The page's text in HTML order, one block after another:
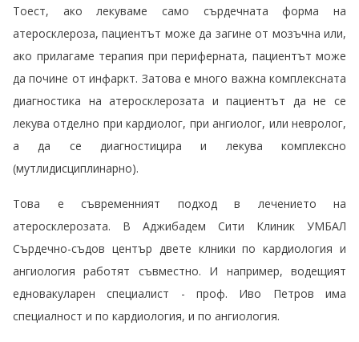
Тоест, ако лекуваме само сърдечната форма на
атеросклероза, пациентът може да загине от мозъчна или,
ако прилагаме терапия при периферната, пациентът може
да почине от инфаркт. Затова е много важна комплексната
диагностика на атеросклерозата и пациентът да не се
лекува отделно при кардиолог, при ангиолог, или невролог,
а да се диагностицира и лекува комплексно
(мутлидисциплинарно).
Това е съвременният подход в лечението на
атеросклерозата. В Аджибадем Сити Клиник УМБАЛ
Сърдечно-съдов център двете клники по кардиология и
ангиология работят съвместно. И например, водещият
едновакуларен специалист - проф. Иво Петров има
специалност и по кардиология, и по ангиология.